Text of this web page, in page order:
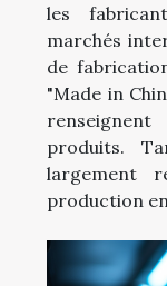
les
marchés
de
"Made in
produits.
largement
production